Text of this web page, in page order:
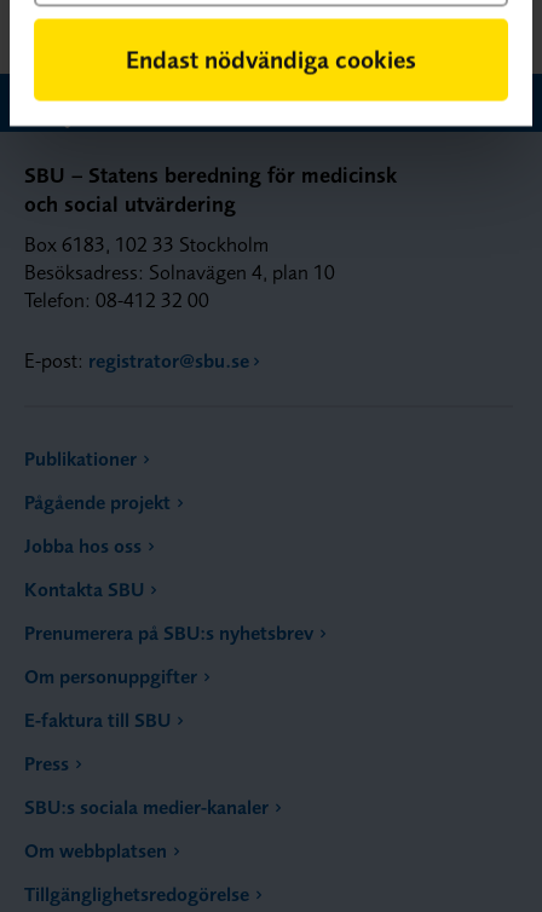
Endast nödvändiga cookies
SBU – Statens beredning för medicinsk
och social utvärdering
Box 6183, 102 33 Stockholm
Besöksadress: Solnavägen 4, plan 10
Telefon: 08-412 32 00
E-post: registrator@sbu.se
Publikationer
Pågående projekt
Jobba hos oss
Kontakta SBU
Prenumerera på SBU:s nyhetsbrev
Om personuppgifter
E-faktura till SBU
Press
SBU:s sociala medier-kanaler
Om webbplatsen
Tillgänglighetsredogörelse